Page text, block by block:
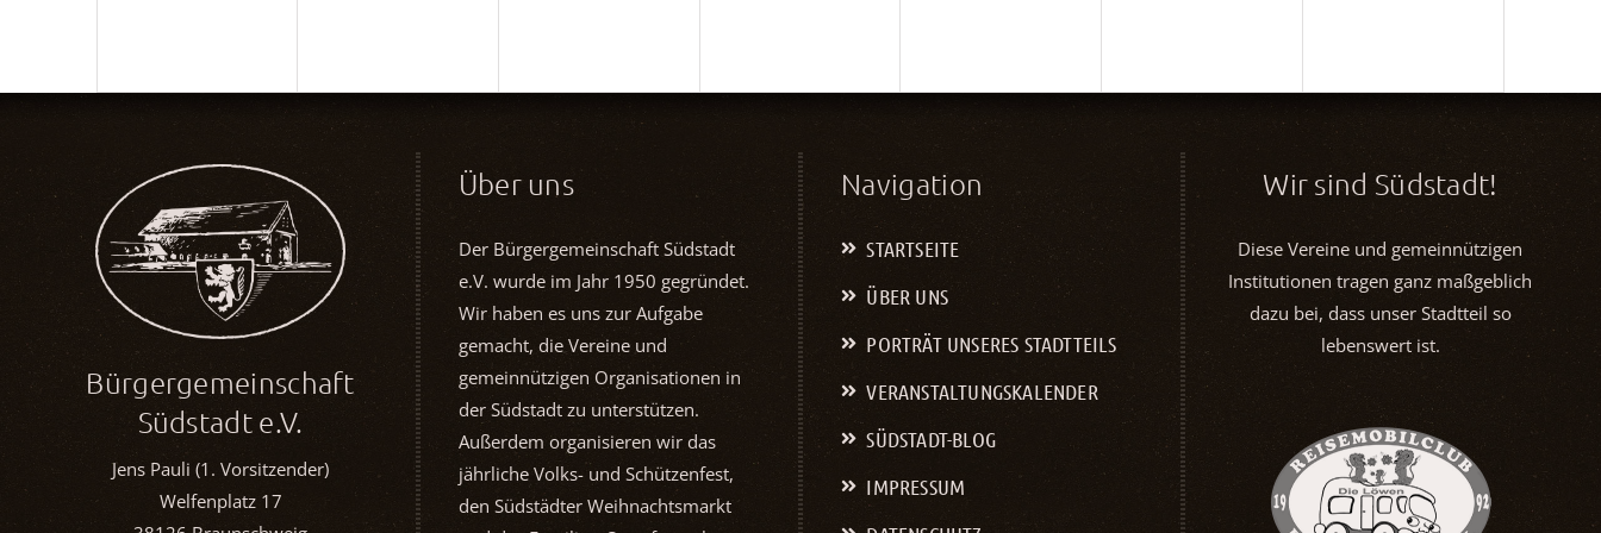
Bürgergemeinschaft
Südstadt e.V.
Jens Pauli (1. Vorsitzender)
Welfenplatz 17
Über uns
Der Bürgergemeinschaft Südstadt
e.V. wurde im Jahr 1950 gegründet.
Wir haben es uns zur Aufgabe
gemacht, die Vereine und
gemeinnützigen Organisationen in
der Südstadt zu unterstützen.
Außerdem organisieren wir das
jährliche Volks- und Schützenfest,
den Südstädter Weihnachtsmarkt
Navigation
STARTSEITE
ÜBER UNS
PORTRÄT UNSERES STADTTEILS
VERANSTALTUNGS­KALENDER
SÜDSTADT-BLOG
IMPRESSUM
Wir sind Südstadt!
Diese Vereine und gemeinnützigen
Institutionen tragen ganz maßgeblich
dazu bei, dass unser Stadtteil so
lebenswert ist.